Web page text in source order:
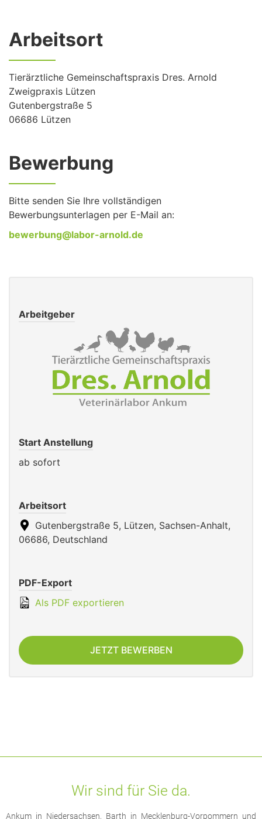
Arbeitsort
Tierärztliche Gemeinschaftspraxis Dres. Arnold
Zweigpraxis Lützen
Gutenbergstraße 5
06686 Lützen
Bewerbung
Bitte senden Sie Ihre vollständigen
Bewerbungsunterlagen per E-Mail an:
bewerbung@labor-arnold.de
Arbeitgeber
Start Anstellung
ab sofort
Arbeitsort
Gutenbergstraße 5, Lützen, Sachsen-Anhalt,
06686, Deutschland
PDF-Export
Als PDF exportieren
JETZT BEWERBEN
Wir sind für Sie da.
Ankum in Niedersachsen, Barth in Mecklenburg-Vorpommern und